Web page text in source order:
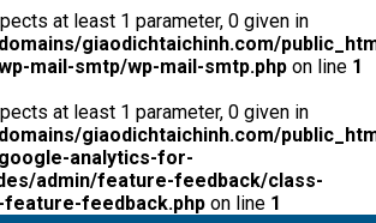
at least 1 parameter, 0 given in
giaodichtaichinh.com/
mail-smtp/wp-mail-smtp.php on line 1
at least 1 parameter, 0 given in
giaodichtaichinh.com/
analytics-for-
admin/feature-feedback/class-
feedback.php on line 1